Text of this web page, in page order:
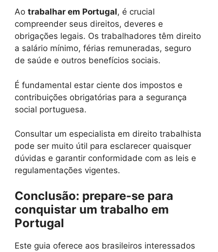
Ao trabalhar em Portugal, é crucial
compreender seus direitos, deveres e
obrigações legais. Os trabalhadores têm direito
a salário mínimo, férias remuneradas, seguro
de saúde e outros benefícios sociais.
É fundamental estar ciente dos impostos e
contribuições obrigatórias para a segurança
social portuguesa.
Consultar um especialista em direito trabalhista
pode ser muito útil para esclarecer quaisquer
dúvidas e garantir conformidade com as leis e
regulamentações vigentes.
Conclusão: prepare-se para
conquistar um trabalho em
Portugal
Este guia oferece aos brasileiros interessados